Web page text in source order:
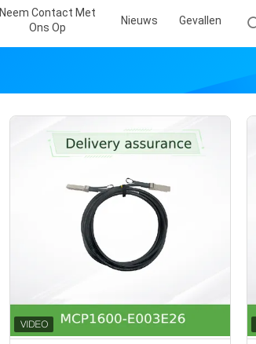
Neem Contact Met
Ons Op
Nieuws Gevallen